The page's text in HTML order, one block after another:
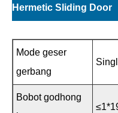
Hermetic Sliding Door
Mode geser
gerbang
Bobot godhong